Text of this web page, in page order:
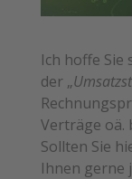
Ich hoffe Sie
der „
Verträge oä.
Sollten Sie
Ihnen gerne